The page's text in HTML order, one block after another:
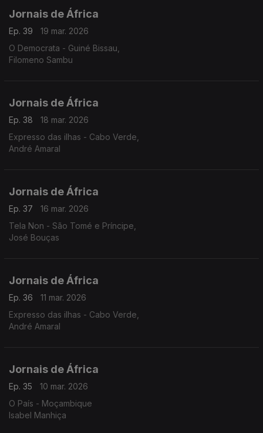
Jornais de África
Ep. 39
19 mar. 2026
O Democrata - Guiné Bissau,
Filomeno Sambu
Jornais de África
Ep. 38
18 mar. 2026
Expresso das ilhas - Cabo Verde,
André Amaral
Jornais de África
Ep. 37
16 mar. 2026
Tela Non - São Tomé e Príncipe,
José Bouças
Jornais de África
Ep. 36
11 mar. 2026
Expresso das ilhas - Cabo Verde,
André Amaral
Jornais de África
Ep. 35
10 mar. 2026
O País - Moçambique
Isabel Manhiça